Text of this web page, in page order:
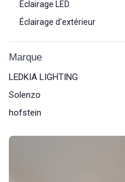
Éclairage LED
Éclairage d'extérieur
Marque
LEDKIA LIGHTING
Solenzo
hofstein